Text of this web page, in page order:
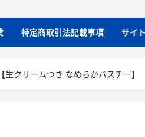
特定商取引法記載事項 サイ
クリームつき なめらかバスチー】